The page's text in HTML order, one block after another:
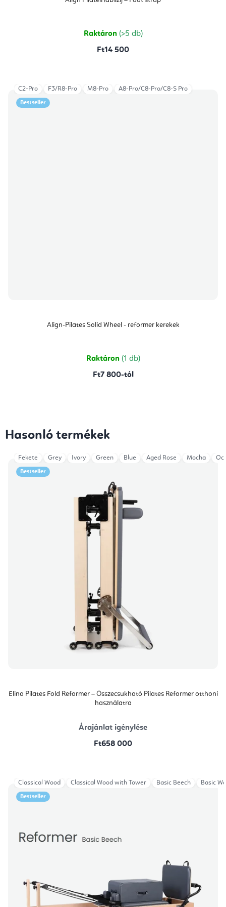
Raktáron (>5 db)
Ft14 500
Bestseller
Align-Pilates Solid Wheel - reformer kerekek
Raktáron (1 db)
Ft7 800-tól
C2-Pro F3/R8-Pro M8-Pro A8-Pro/C8-Pro/C8-S Pro
Hasonló termékek
Bestseller
Elina Pilates Fold Reformer – Összecsukható Pilates Reformer otthoni
használatra
Árajánlat igénylése
Ft658 000
Fekete Grey Ivory Green Blue Aged Rose Mocha
Bestseller
Classical Wood Classical Wood with Tower Basic Beech Basic